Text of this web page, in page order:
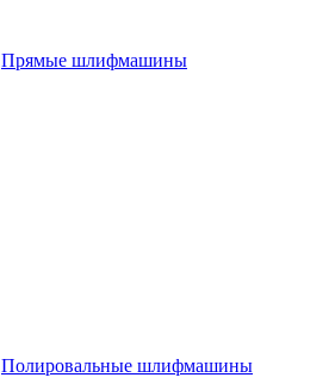
Прямые шлифмашины
Полировальные шлифмашины